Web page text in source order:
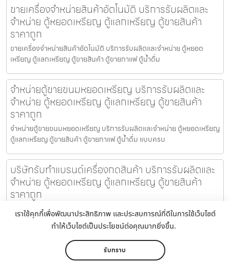
เราใช้คุกกี้เพื่อพัฒนาประสิทธิภาพ และประสบการณ์ที่ดีในการใช้เว็บไซต์
ทำให้เว็บไซต์เป็นประโยชน์ต่อคุณมากยิ่งขึ้น.
รับทราบ
ขายเครื่องจำหน่ายสินค้า​อัตโนมัติ บริการรับผลิตและ
จำหน่าย ตู้หยอดเหรียญ ตู้แลกเหรียญ ตู้ขายสินค้า
ราคาถูก
ขายเครื่องจำหน่ายสินค้า​อัตโนมัติ บริการรับผลิตและจำหน่าย ตู้หยอด
เหรียญ ตู้แลกเหรียญ ตู้ขายสินค้า ตู้ขายกาแฟ ตู้น้ำดื่ม
จำหน่ายตู้ขายขนมหยอดเหรียญ​ บริการรับผลิตและ
จำหน่าย ตู้หยอดเหรียญ ตู้แลกเหรียญ ตู้ขายสินค้า
ราคาถูก
จำหน่ายตู้ขายขนมหยอดเหรียญ​ บริการรับผลิตและจำหน่าย ตู้หยอดเหรียญ
ตู้แลกเหรียญ ตู้ขายสินค้า ตู้ขายกาแฟ ตู้น้ำดื่ม แบบครบ
บริษัทรับทำแบรนด์เครื่องกดสินค้า บริการรับผลิตและ
จำหน่าย ตู้หยอดเหรียญ ตู้แลกเหรียญ ตู้ขายสินค้า
ราคาถูก
บริษัทรับทำแบรนด์เครื่องกดสินค้า บริการรับผลิตและจำหน่าย ตู้หยอด
เหรียญ ตู้แลกเหรียญ ตู้ขายสินค้า ตู้ขายกาแฟ ตู้น้ำดื่ม แ
บริษัทรับออกแบบเครื่องจำหน่ายหน้ากากอนามัย
บริการรับผลิตและจำหน่าย ตู้หยอดเหรียญ ตู้แลก